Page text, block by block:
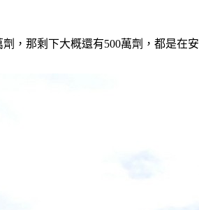
，那剩下大概還有500萬劑，都是在